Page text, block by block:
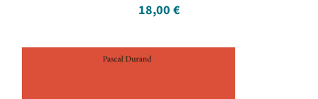
18,00 €